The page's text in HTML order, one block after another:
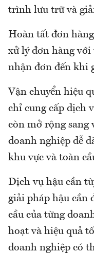
trình lưu trữ và
Hoàn tất đơn
xử lý đơn hàng
nhận đơn đến khi
Vận chuyển hiệu
chỉ cung cấp dịch
còn mở rộng sang
doanh nghiệp dễ
khu vực và toàn
Dịch vụ hậu cần
giải pháp hậu cần
cầu của từng
hoạt và hiệu quả
doanh nghiệp có